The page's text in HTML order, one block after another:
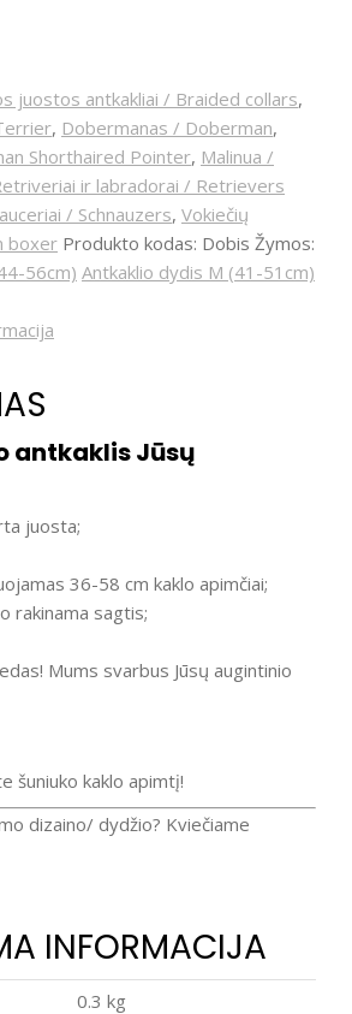
juostos antkakliai / Braided collars,
, Dobermanas / Doberman,
Shorthaired Pointer, Malinua /
ir labradorai / Retrievers
/ Schnauzers, Vokiečių
boxer Produkto kodas: Dobis Žymos:
56cm) Antkaklio dydis M (41-51cm)
antkaklis Jūsų
juosta;
36-58 cm kaklo apimčiai;
rakinama sagtis;
Mums svarbus Jūsų augintinio
šuniuko kaklo apimtį!
dizaino/ dydžio? Kviečiame
INFORMACIJA
0.3 kg